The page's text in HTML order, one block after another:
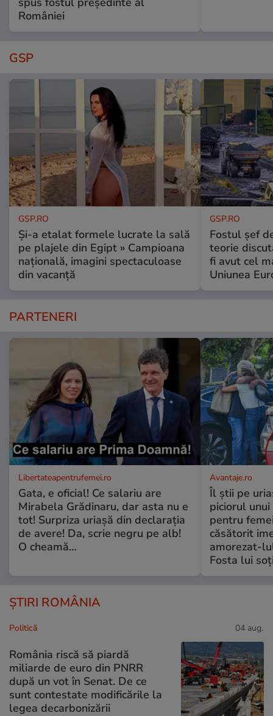
României
GSP
GSP.RO
Și-a etalat formele lucrate la sală
pe plajele din Egipt » Campioana
națională, imagini spectaculoase
din vacanță
GSP.RO
Fostul șef
teorie
fi avut cel
Uniunea
PARTENERI
Libertateapentrufemei.ro
Gata, e oficial! Ce salariu are
Mirabela Grădinaru, dar asta nu e
tot! Surpriza uriașă din declarația
de avere! Da, scrie negru pe alb!
O cheamă…
Avantaje.ro
Îl știi pe
piciorul
pentru
căsătorit
amorezat-
Fosta lui
ȘTIRI ROMÂNIA
Politică 04 aug.
România riscă să piardă
miliarde de euro din PNRR
după un vot în Senat. De ce
sunt contestate modificările la
legea decarbonizării